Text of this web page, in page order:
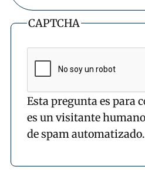
CAPTCHA
Esta pregunta es para
es un visitante
de spam automatizado.